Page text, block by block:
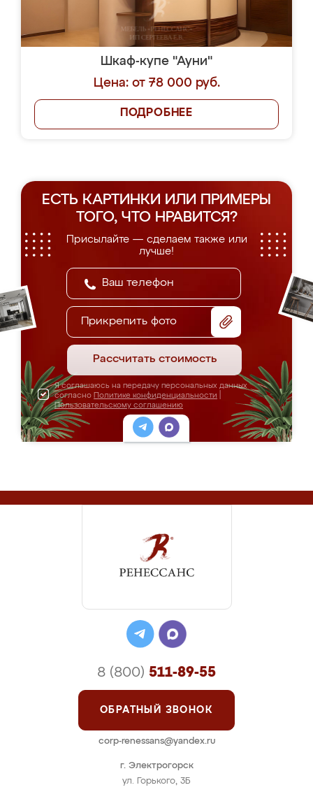
Шкаф-купе "Ауни"
Цена: от 78 000 руб.
ПОДРОБНЕЕ
ЕСТЬ КАРТИНКИ ИЛИ ПРИМЕРЫ
ТОГО, ЧТО НРАВИТСЯ?
Присылайте — сделаем также или
лучше!
Прикрепить фото
Рассчитать стоимость
Я соглашаюсь на передачу персональных данных
согласно Политике конфиденциальности
Пользовательскому соглашению
г. Электрогорск
ул. Горького, 3Б
8 (800) 511-89-55
ОБРАТНЫЙ ЗВОНОК
corp-renessans@yandex.ru